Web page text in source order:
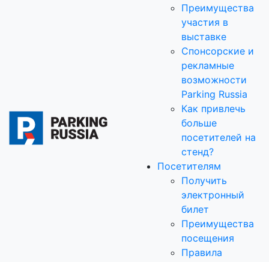
Преимущества
участия в
выставке
Спонсорские и
рекламные
возможности
Parking Russia
Как привлечь
больше
посетителей на
стенд?
Посетителям
Получить
электронный
билет
Преимущества
посещения
Правила